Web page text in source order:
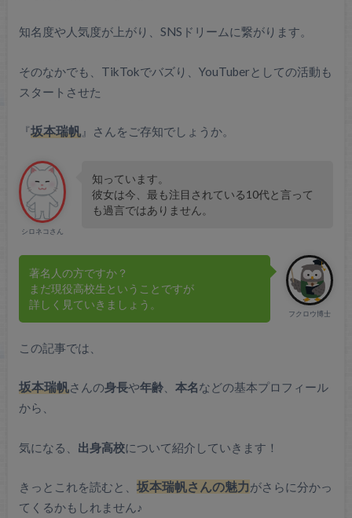
知名度や人気度が上がり、SNSドリームに繋がります。
そのなかでも、TikTokでバズり、YouTuberとしての活動も
スタートさせた
『坂本瑞帆』さんをご存知でしょうか。
シロネコさん
知っています。
彼女は今、最も注目されている10代と言って
も過言ではありません。
フクロウ博士
著名人の方ですか？
まだ現役高校生ということですが
詳しく見ていきましょう。
この記事では、
坂本瑞帆さんの身長や年齢、 本名などの基本プロフィール
から、
気になる、 出身高校について紹介していきます！
きっとこれを読むと、 坂本瑞帆さんの魅力がさらに分かっ
てくるかもしれません♪